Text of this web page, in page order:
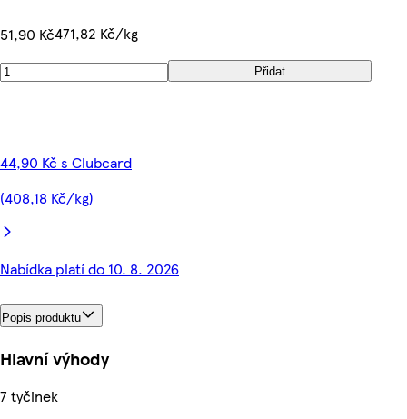
51,90 Kč471,82 Kč/kg
Přidat
44,90 Kč s Clubcard
(408,18 Kč/kg)
Nabídka platí do 10. 8. 2026
Popis produktu
Hlavní výhody
7 tyčinek